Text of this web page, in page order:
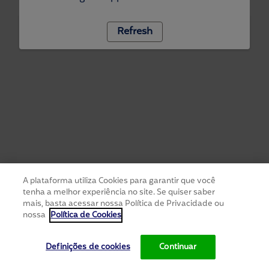
Refresh
A plataforma utiliza Cookies para garantir que você
tenha a melhor experiência no site. Se quiser saber
mais, basta acessar nossa Política de Privacidade ou
nossa Política de Cookies
Definições de cookies Continuar